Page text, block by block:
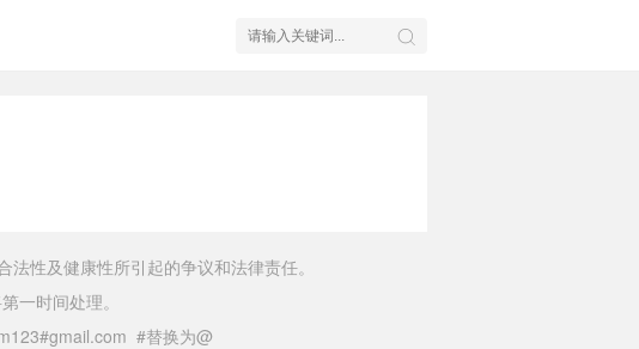
性及健康性所引起的争议和法律责任。
一时间处理。
#替换为@